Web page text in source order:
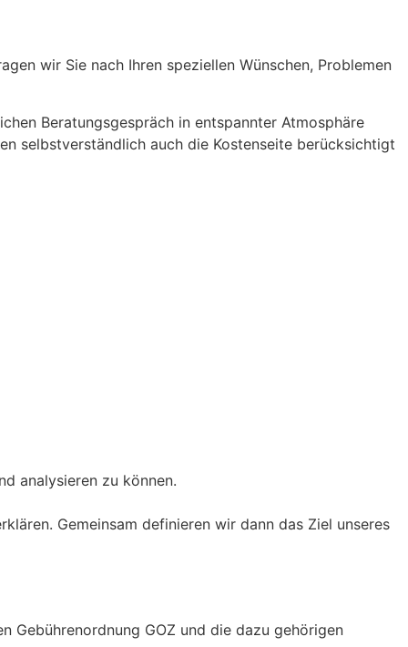
wir Sie nach Ihren speziellen Wünschen, Problemen
Beratungsgespräch in entspannter Atmosphäre
selbstverständlich auch die Kostenseite berücksichtigt
analysieren zu können.
Gemeinsam definieren wir dann das Ziel unseres
Gebührenordnung GOZ und die dazu gehörigen